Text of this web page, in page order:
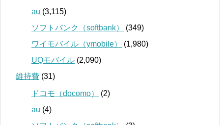
au (3,115)
ソフトバンク（softbank）
(349)
ワイモバイル（ymobile）
(1,980)
UQモバイル (2,090)
維持費 (31)
ドコモ（docomo）
(2)
au (4)